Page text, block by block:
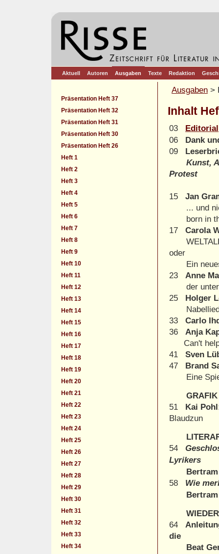
Aktuell Autoren Ausgaben Texte Redaktion
Präsentation Heft 37
Präsentation Heft 32
Präsentation Heft 31
Präsentation Heft 30
Präsentation Heft 26
Heft 1
Heft 2
Heft 3
Heft 4
Heft 5
Heft 6
Heft 7
Heft 8
Heft 9
Heft 10
Heft 11
Heft 12
Heft 13
Heft 14
Heft 15
Heft 16
Heft 17
Heft 18
Heft 19
Heft 20
Heft 21
Heft 22
Heft 23
Heft 24
Heft 25
Heft 26
Heft 27
Heft 28
Heft 29
Heft 30
Heft 31
Heft 32
Heft 33
Heft 34
Ausgaben >
Inhalt
03
Editorial
06
Dank
09
Kunst,
Protest
15 Jan
... und
born in
17 Carola
WELTALL
oder
Ein neues
23 Anne
der
25
Holger
33 Carlo
36 Anja
Can't help
41 Sven
47
Brand
Eine
GRAFIK
51
Kai
Blaudzun
54
Lyrikers
58 Wie
64
die
Beat